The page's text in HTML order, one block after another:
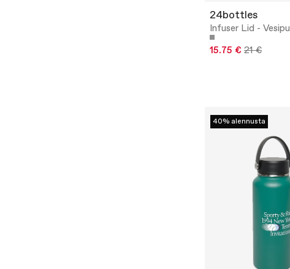
24bottles
Infuser Lid -
15.75 € 21 €
40% alennusta